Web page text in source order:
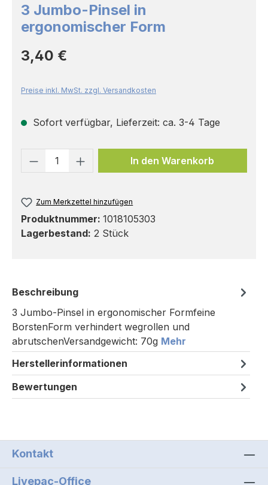
3 Jumbo-Pinsel in
ergonomischer Form
Regulärer Preis:
3,40 €
Preise inkl. MwSt. zzgl. Versandkosten
Sofort verfügbar, Lieferzeit: ca. 3-4 Tage
Produkt Anzahl: Gib den
In den Warenkorb
Zum Merkzettel hinzufügen
Produktnummer: 1018105303
Lagerbestand: 2 Stück
Beschreibung
3 Jumbo-Pinsel in ergonomischer Formfeine
BorstenForm verhindert wegrollen und
abrutschenVersandgewicht: 70g Mehr
Herstellerinformationen
Bewertungen
Kontakt
Livepac-Office